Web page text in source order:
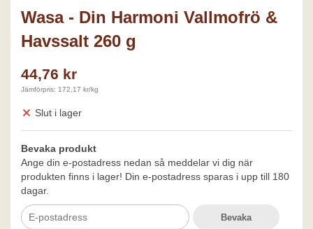
Wasa - Din Harmoni Vallmofrö &
Havssalt 260 g
44,76 kr
Jämförpris: 172,17 kr/kg
Slut i lager
Bevaka produkt
Ange din e-postadress nedan så meddelar vi dig när
produkten finns i lager! Din e-postadress sparas i upp till 180
dagar.
Bevaka